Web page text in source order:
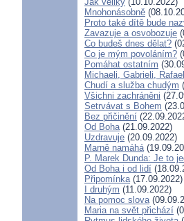
Mnohonásobně
Proto také dítě bude
Zavazuje a osvobozuje
Co budeš dnes dělat?
Co je mým povoláním?
Pomáhat ostatním
Michaeli, Gabrieli,
Chudí a služba chudým
Všichni zachráněni
Setrvávat s Bohem
Bez přičinění
Od Boha(21.09.2022)
Uzdravuje (20.09.2022)
Marně namáhá
P. Marek Dunda: Je to
Od Boha i od lidí
Připomínka(17.09.2022)
I druhým (11.09.2022)
Na pomoc slova
Maria na svět přichází